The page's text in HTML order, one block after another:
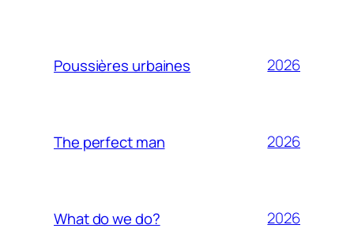
Poussières urbaines 2026
The perfect man 2026
What do we do? 2026